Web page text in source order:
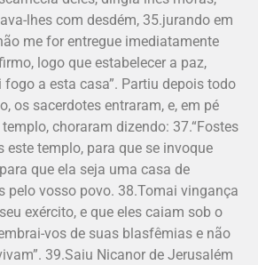
lhes com desdém, 35.jurando em
me for entregue imediatamente
logo que estabelecer a paz,
fogo a esta casa”. Partiu depois todo
os sacerdotes entraram, e, em pé
choraram dizendo: 37.“Fostes
este templo, para que se invoque
que ela seja uma casa de
pelo vosso povo. 38.Tomai vingança
exército, e que eles caiam sob o
vos de suas blasfêmias e não
39.Saiu Nicanor de Jerusalém